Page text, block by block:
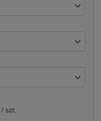
/ szt.